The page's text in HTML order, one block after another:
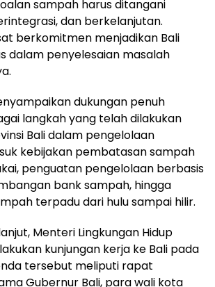
sampah harus ditangani
dan berkelanjutan.
berkomitmen menjadikan Bali
dalam penyelesaian masalah
dukungan penuh
langkah yang telah dilakukan
Bali dalam pengelolaan
kebijakan pembatasan sampah
penguatan pengelolaan berbasis
bank sampah, hingga
terpadu dari hulu sampai hilir.
Menteri Lingkungan Hidup
kunjungan kerja ke Bali pada
tersebut meliputi rapat
Gubernur Bali, para wali kota